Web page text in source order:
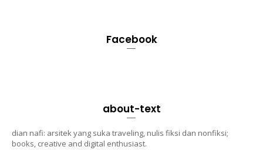
Facebook
about-text
dian nafi: arsitek yang suka traveling, nulis fiksi dan nonfiksi;
books, creative and digital enthusiast.